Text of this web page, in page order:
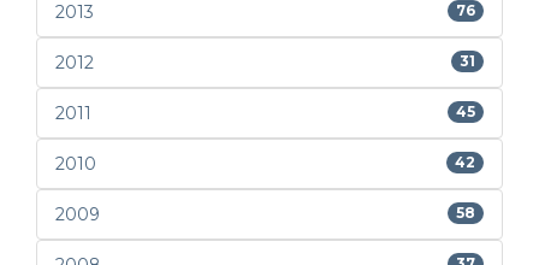
2013 76
2012 31
2011 45
2010 42
2009 58